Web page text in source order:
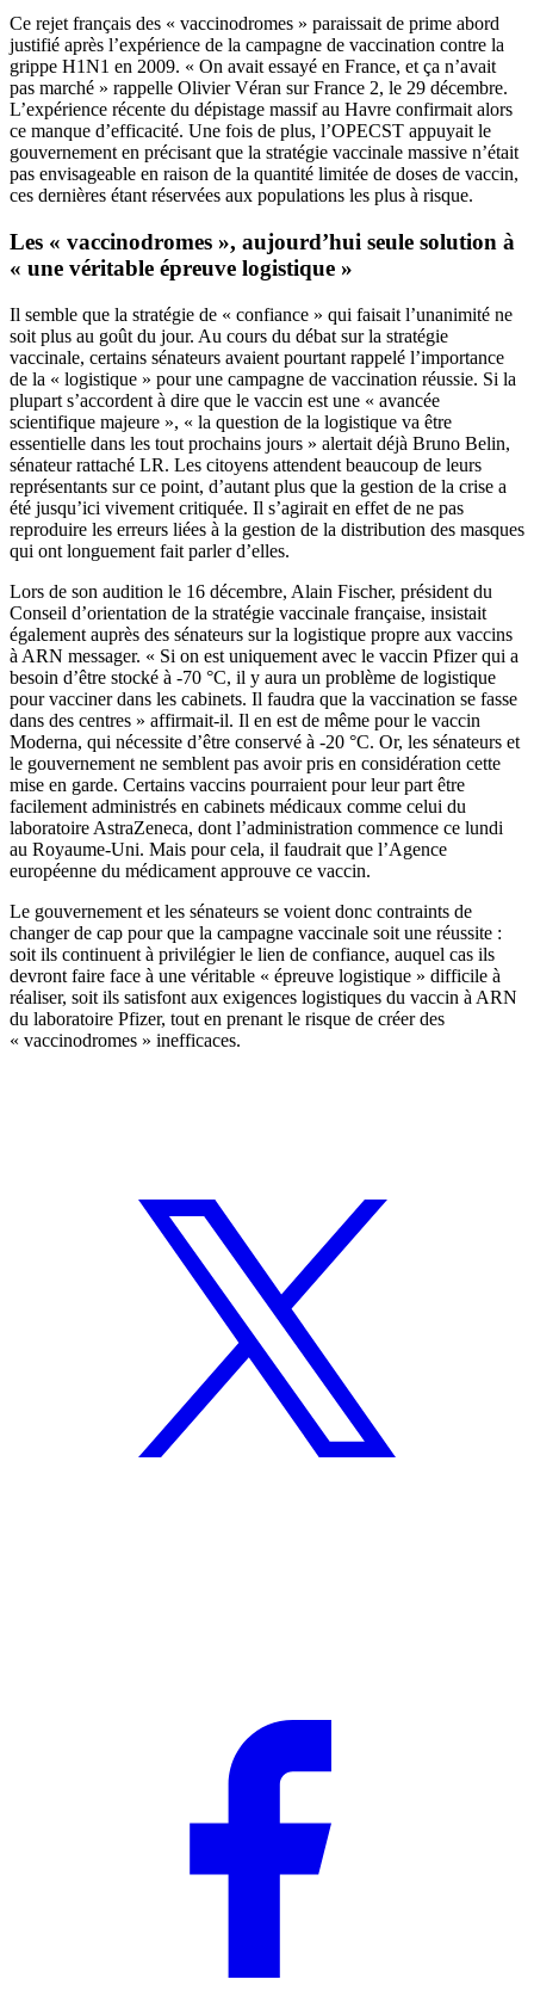
Ce rejet français des « vaccinodromes » paraissait de prime abord
justifié après l’expérience de la campagne de vaccination contre la
grippe H1N1 en 2009. « On avait essayé en France, et ça n’avait
pas marché » rappelle Olivier Véran sur France 2, le 29 décembre.
L’expérience récente du dépistage massif au Havre confirmait alors
ce manque d’efficacité. Une fois de plus, l’OPECST appuyait le
gouvernement en précisant que la stratégie vaccinale massive n’était
pas envisageable en raison de la quantité limitée de doses de vaccin,
ces dernières étant réservées aux populations les plus à risque.
Les « vaccinodromes », aujourd’hui seule solution à
« une véritable épreuve logistique »
Il semble que la stratégie de « confiance » qui faisait l’unanimité ne
soit plus au goût du jour. Au cours du débat sur la stratégie
vaccinale, certains sénateurs avaient pourtant rappelé l’importance
de la « logistique » pour une campagne de vaccination réussie. Si la
plupart s’accordent à dire que le vaccin est une « avancée
scientifique majeure », « la question de la logistique va être
essentielle dans les tout prochains jours » alertait déjà Bruno Belin,
sénateur rattaché LR. Les citoyens attendent beaucoup de leurs
représentants sur ce point, d’autant plus que la gestion de la crise a
été jusqu’ici vivement critiquée. Il s’agirait en effet de ne pas
reproduire les erreurs liées à la gestion de la distribution des masques
qui ont longuement fait parler d’elles.
Lors de son audition le 16 décembre, Alain Fischer, président du
Conseil d’orientation de la stratégie vaccinale française, insistait
également auprès des sénateurs sur la logistique propre aux vaccins
à ARN messager. « Si on est uniquement avec le vaccin Pfizer qui a
besoin d’être stocké à -70 °C, il y aura un problème de logistique
pour vacciner dans les cabinets. Il faudra que la vaccination se fasse
dans des centres » affirmait-il. Il en est de même pour le vaccin
Moderna, qui nécessite d’être conservé à -20 °C. Or, les sénateurs et
le gouvernement ne semblent pas avoir pris en considération cette
mise en garde. Certains vaccins pourraient pour leur part être
facilement administrés en cabinets médicaux comme celui du
laboratoire AstraZeneca, dont l’administration commence ce lundi
au Royaume-Uni. Mais pour cela, il faudrait que l’Agence
européenne du médicament approuve ce vaccin.
Le gouvernement et les sénateurs se voient donc contraints de
changer de cap pour que la campagne vaccinale soit une réussite :
soit ils continuent à privilégier le lien de confiance, auquel cas ils
devront faire face à une véritable « épreuve logistique » difficile à
réaliser, soit ils satisfont aux exigences logistiques du vaccin à ARN
du laboratoire Pfizer, tout en prenant le risque de créer des
« vaccinodromes » inefficaces.